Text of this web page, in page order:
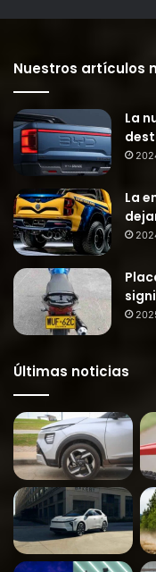
Nuestros artículos
La
La
Últimas noticias